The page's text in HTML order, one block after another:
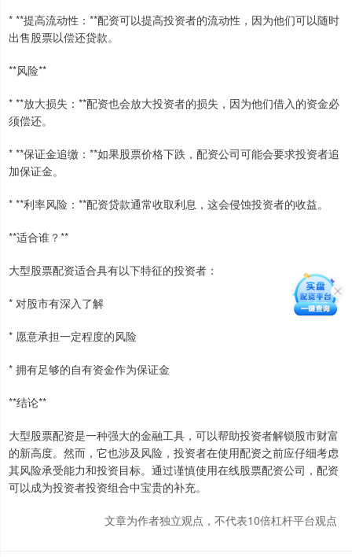
* **提高流动性：**配资可以提高投资者的流动性，因为他们可以随时
出售股票以偿还贷款。
**风险**
* **放大损失：**配资也会放大投资者的损失，因为他们借入的资金必
须偿还。
* **保证金追缴：**如果股票价格下跌，配资公司可能会要求投资者追
加保证金。
* **利率风险：**配资贷款通常收取利息，这会侵蚀投资者的收益。
**适合谁？**
大型股票配资适合具有以下特征的投资者：
* 对股市有深入了解
* 愿意承担一定程度的风险
* 拥有足够的自有资金作为保证金
**结论**
大型股票配资是一种强大的金融工具，可以帮助投资者解锁股市财富
的新高度。然而，它也涉及风险，投资者在使用配资之前应仔细考虑
其风险承受能力和投资目标。通过谨慎使用在线股票配资公司，配资
可以成为投资者投资组合中宝贵的补充。
文章为作者独立观点，不代表10倍杠杆平台观点